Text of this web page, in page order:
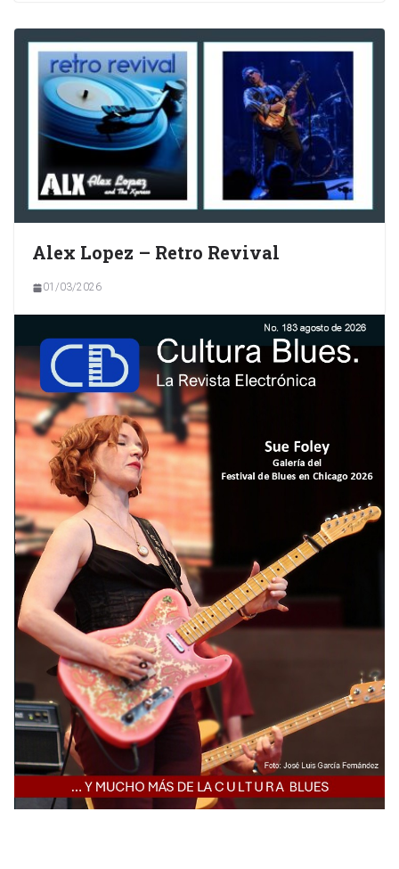
Alex Lopez – Retro Revival
01/03/2026